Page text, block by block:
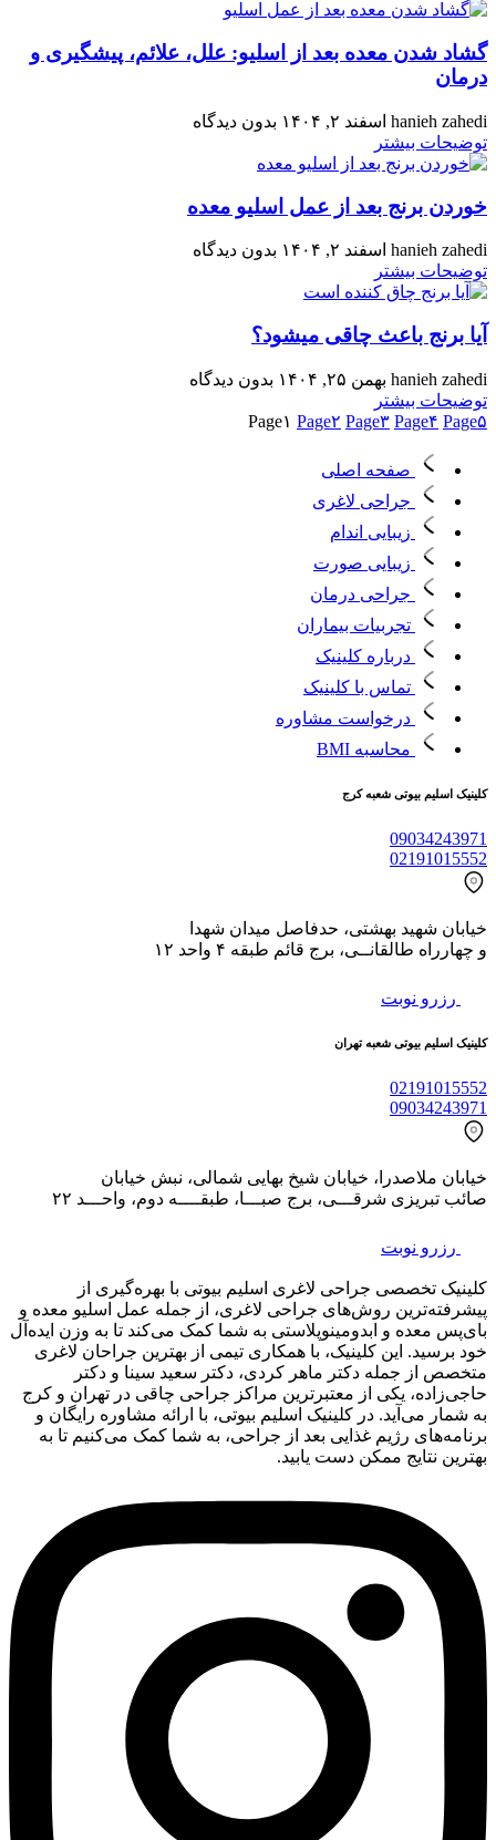
گشاد شدن معده بعد از اسلیو: علل، علائم، پیشگیری و
درمان
hanieh zahedi اسفند ۲, ۱۴۰۴
بدون دیدگاه
توضیحات بیشتر
خوردن برنج بعد از عمل اسلیو معده
hanieh zahedi اسفند ۲, ۱۴۰۴
بدون دیدگاه
توضیحات بیشتر
آیا برنج باعث چاقی میشود؟
hanieh zahedi بهمن ۲۵, ۱۴۰۴
بدون دیدگاه
توضیحات بیشتر
Page۱ Page۲ Page۳ Page۴ Page۵
صفحه اصلی
جراحی لاغری
زیبایی اندام
زیبایی صورت
جراحی درمان
تجربیات بیماران
درباره کلینیک
تماس با کلینیک
درخواست مشاوره
محاسبه BMI
کلینیک اسلیم بیوتی شعبه کرج
09034243971
02191015552
خیابان شهید بهشتی، حدفاصل میدان شهدا
و چهارراه طالقانــی، برج قائم طبقه ۴ واحد ۱۲
رزرو نوبت
کلینیک اسلیم بیوتی شعبه تهران
02191015552
09034243971
خیابان ملاصدرا، خیابان شیخ بهایی شمالی، نبش خیابان
صائب تبریزی شرقـــی، برج صبـــا، طبقــــه دوم، واحـــد ۲۲
رزرو نوبت
کلینیک تخصصی جراحی لاغری اسلیم بیوتی با بهره‌گیری از
پیشرفته‌ترین روش‌های جراحی لاغری، از جمله عمل اسلیو معده و
بای‌پس معده و ابدومینوپلاستی به شما کمک می‌کند تا به وزن ایده‌آل
خود برسید. این کلینیک، با همکاری تیمی از بهترین جراحان لاغری
متخصص از جمله دکتر ماهر کردی، دکتر سعید سینا و دکتر
حاجی‌زاده، یکی از معتبرترین مراکز جراحی چاقی در تهران و کرج
به شمار می‌آید. در کلینیک اسلیم بیوتی، با ارائه مشاوره رایگان و
برنامه‌های رژیم غذایی بعد از جراحی، به شما کمک می‌کنیم تا به
بهترین نتایج ممکن دست یابید.